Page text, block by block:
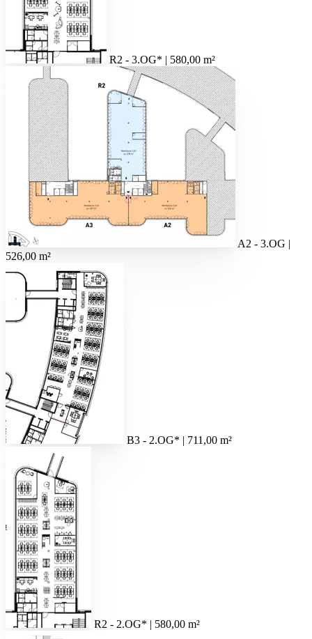
R2 - 3.OG* | 580,00 m²
A2 - 3.OG |
526,00 m²
B3 - 2.OG* | 711,00 m²
R2 - 2.OG* | 580,00 m²